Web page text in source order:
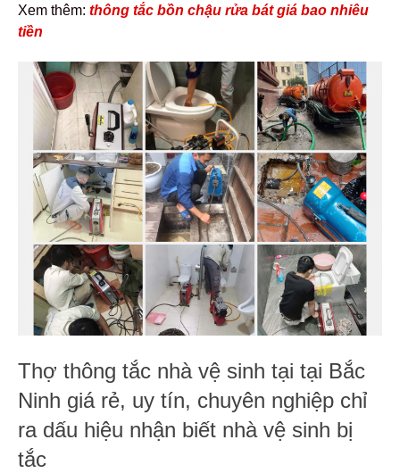
Xem thêm: thông tắc bồn chậu rửa bát giá bao nhiêu
tiền
Thợ thông tắc nhà vệ sinh tại tại Bắc
Ninh giá rẻ, uy tín, chuyên nghiệp chỉ
ra dấu hiệu nhận biết nhà vệ sinh bị
tắc